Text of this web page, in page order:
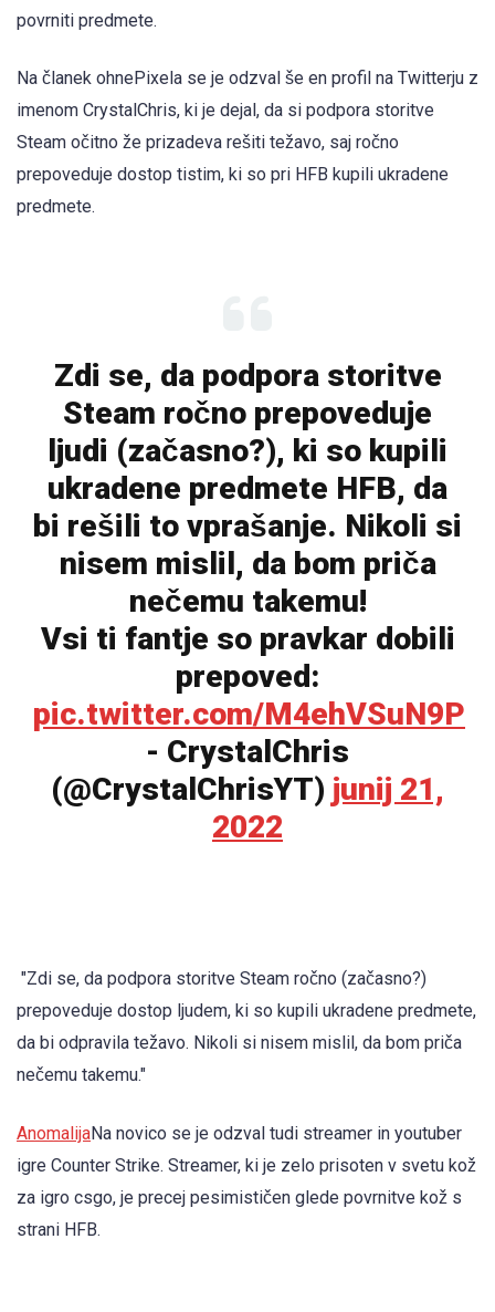
povrniti predmete.
Na članek ohnePixela se je odzval še en profil na Twitterju z
imenom CrystalChris, ki je dejal, da si podpora storitve
Steam očitno že prizadeva rešiti težavo, saj ročno
prepoveduje dostop tistim, ki so pri HFB kupili ukradene
predmete.
Zdi se, da podpora storitve
Steam ročno prepoveduje
ljudi (začasno?), ki so kupili
ukradene predmete HFB, da
bi rešili to vprašanje. Nikoli si
nisem mislil, da bom priča
nečemu takemu!
Vsi ti fantje so pravkar dobili
prepoved:
pic.twitter.com/M4ehVSuN9P
- CrystalChris
(@CrystalChrisYT) junij 21,
2022
"Zdi se, da podpora storitve Steam ročno (začasno?)
prepoveduje dostop ljudem, ki so kupili ukradene predmete,
da bi odpravila težavo. Nikoli si nisem mislil, da bom priča
nečemu takemu."
AnomalijaNa novico se je odzval tudi streamer in youtuber
igre Counter Strike. Streamer, ki je zelo prisoten v svetu kož
za igro csgo, je precej pesimističen glede povrnitve kož s
strani HFB.